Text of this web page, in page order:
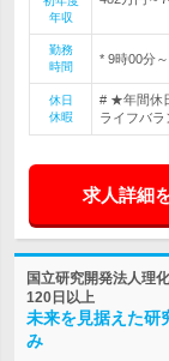
年収
勤務
時間
* 9時00分
休日
休暇
# ★年間休
ライフバ
求人詳細
国立研究開発法人理
120日以上
未来を見据えた研
み